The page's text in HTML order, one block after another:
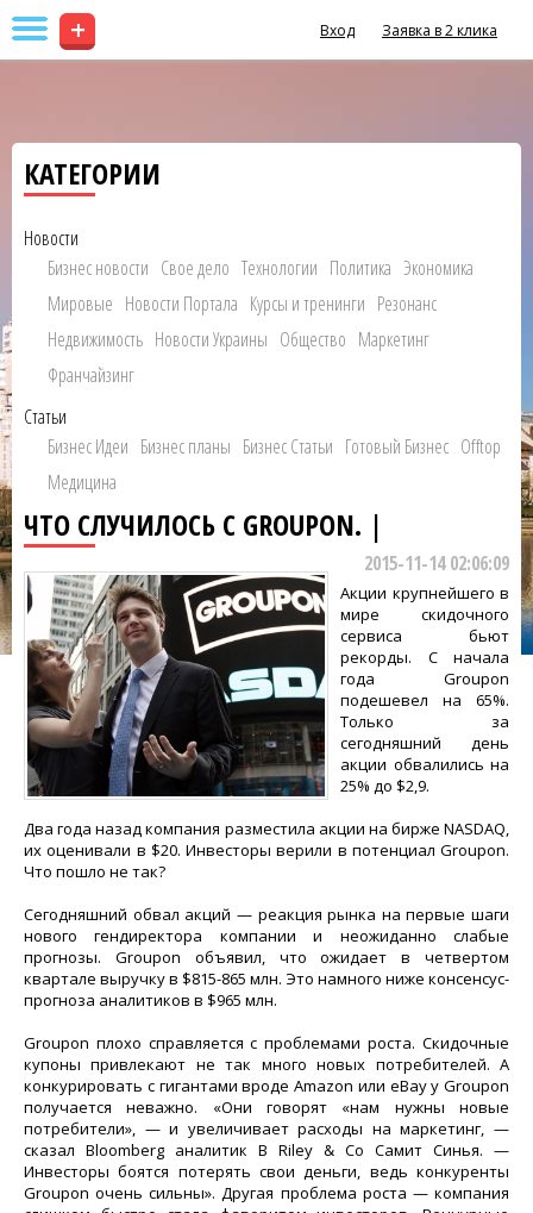
+ Вход Заявка в 2 клика
КАТЕГОРИИ
Новости
Бизнес новости Свое дело Технологии Политика Экономика
Мировые Новости Портала Курсы и тренинги Резонанс
Недвижимость Новости Украины Общество Маркетинг
Франчайзинг
Статьи
Бизнес Идеи Бизнес планы Бизнес Статьи Готовый Бизнес Offtop
Медицина
ЧТО СЛУЧИЛОСЬ С GROUPON. |
2015-11-14 02:06:09
Акции крупнейшего в
мире скидочного
сервиса бьют
рекорды. С начала
года Groupon
подешевел на 65%.
Только за
сегодняшний день
акции обвалились на
25% до $2,9.
Два года назад компания разместила акции на бирже NASDAQ,
их оценивали в $20. Инвесторы верили в потенциал Groupon.
Что пошло не так?
Сегодняшний обвал акций — реакция рынка на первые шаги
нового гендиректора компании и неожиданно слабые
прогнозы. Groupon объявил, что ожидает в четвертом
квартале выручку в $815-865 млн. Это намного ниже консенсус-
прогноза аналитиков в $965 млн.
Groupon плохо справляется с проблемами роста. Скидочные
купоны привлекают не так много новых потребителей. А
конкурировать с гигантами вроде Amazon или eBay у Groupon
получается неважно. «Они говорят «нам нужны новые
потребители», — и увеличивает расходы на маркетинг, —
сказал Bloomberg аналитик B Riley & Co Самит Синья. —
Инвесторы боятся потерять свои деньги, ведь конкуренты
Groupon очень сильны». Другая проблема роста — компания